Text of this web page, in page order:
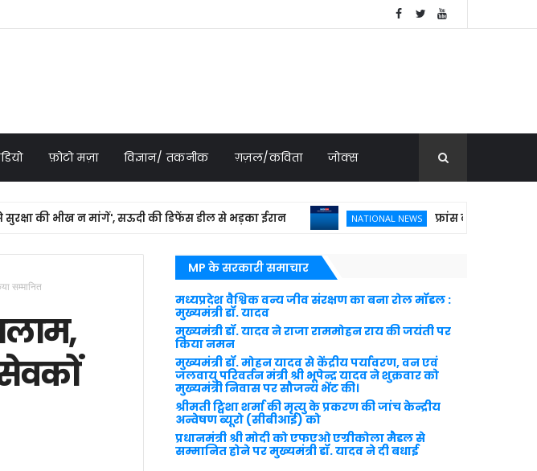
फ़ोटो मज़ा विज्ञान/ तकनीक ग़ज़ल/कविता जोक्स
की भीख न मांगें', सऊदी की डिफेंस डील से भड़का ईरान NATIONAL NEWS फ्रांस ने 114 राफेल की डील
सम्मानित
MP के सरकारी समाचार
मध्यप्रदेश वैश्विक वन्य जीव संरक्षण का बना रोल मॉडल :
मुख्यमंत्री डॉ. यादव
मुख्यमंत्री डॉ. यादव ने राजा राममोहन राय की जयंती पर
किया नमन
मुख्यमंत्री डॉ. मोहन यादव से केंद्रीय पर्यावरण, वन एवं
जलवायु परिवर्तन मंत्री श्री भूपेन्द्र यादव ने शुक्रवार को
मुख्यमंत्री निवास पर सौजन्य भेंट की।
श्रीमती ट्विशा शर्मा की मृत्यु के प्रकरण की जांच केन्द्रीय
अन्वेषण ब्यूरो (सीबीआई) को
प्रधानमंत्री श्री मोदी को एफएओ एग्रीकोला मैडल से
सम्मानित होने पर मुख्यमंत्री डॉ. यादव ने दी बधाई